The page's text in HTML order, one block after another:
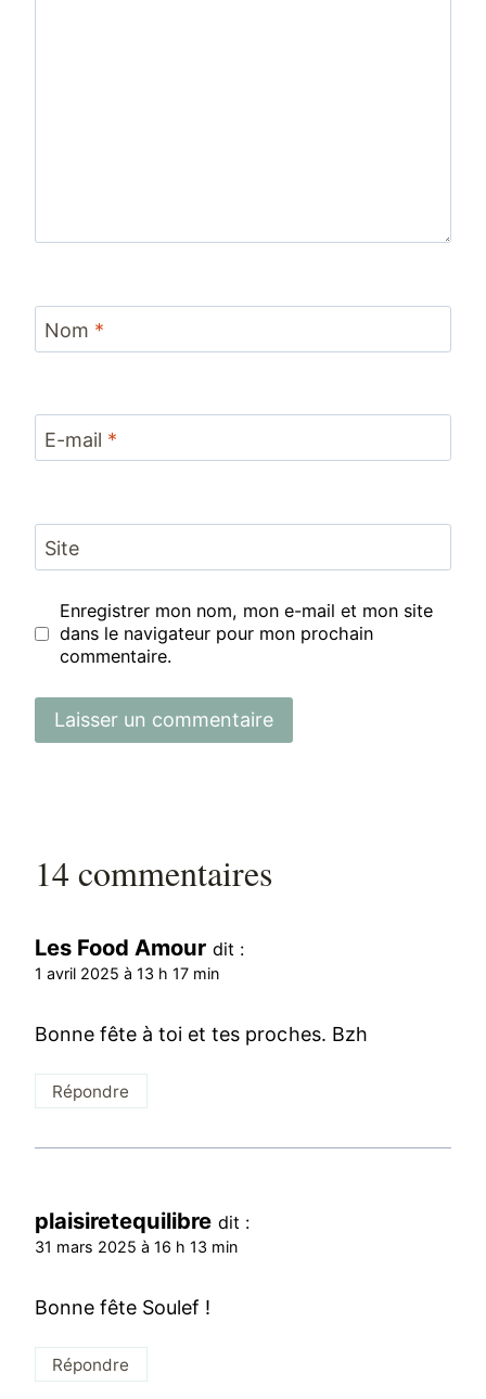
Nom *
E-mail *
Site
Enregistrer mon nom, mon e-mail et mon site
dans le navigateur pour mon prochain
commentaire.
14 commentaires
Les Food Amour dit :
1 avril 2025 à 13 h 17 min
Bonne fête à toi et tes proches. Bzh
Répondre
plaisiretequilibre dit :
31 mars 2025 à 16 h 13 min
Bonne fête Soulef !
Répondre